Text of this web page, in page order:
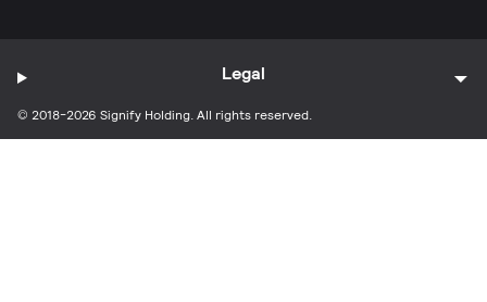
© 2018-2026 Signify Holding. All rights reserved.
Legal